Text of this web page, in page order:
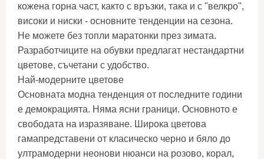
кожена горна част, както с връзки, така и с "велкро",
високи и ниски - основните тенденции на сезона.
Не можете без топли маратонки през зимата.
Разработчиците на обувки предлагат нестандартни
цветове, съчетани с удобство.
Най-модерните цветове
Основната модна тенденция от последните години
е демокрацията. Няма ясни граници. Основното е
свободата на изразяване. Широка цветова
гамапредставени от класическо черно и бяло до
ултрамодерни неонови нюанси на розово, корал,